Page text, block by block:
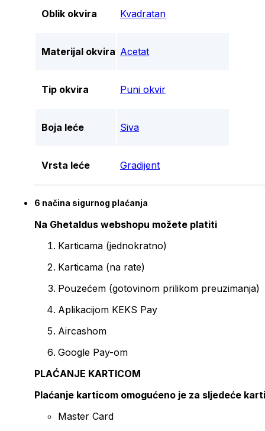
Oblik okvira Kvadratan
Materijal okvira Acetat
Tip okvira Puni okvir
Boja leće Siva
Vrsta leće Gradijent
6 načina sigurnog plaćanja
Na Ghetaldus webshopu možete platiti
Karticama (jednokratno)
Karticama (na rate)
Pouzećem (gotovinom prilikom preuzimanja)
Aplikacijom KEKS Pay
Aircashom
Google Pay-om
PLAĆANJE KARTICOM
Plaćanje karticom omogućeno je za sljedeće
Master Card